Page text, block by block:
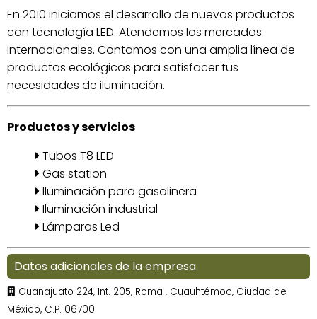
En 2010 iniciamos el desarrollo de nuevos productos
con tecnología LED. Atendemos los mercados
internacionales. Contamos con una amplia línea de
productos ecológicos para satisfacer tus
necesidades de iluminación.
Productos y servicios
Tubos T8 LED
Gas station
Iluminación para gasolinera
Iluminación industrial
Lámparas Led
Datos adicionales de la empresa
Guanajuato 224, Int. 205, Roma , Cuauhtémoc, Ciudad de
México, C.P. 06700